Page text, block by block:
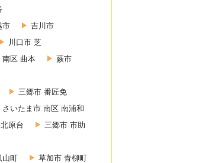
市
吉川市
川口市 芝
南区 曲本
蕨市
三郷市 番匠免
さいたま市 南区 南浦和
原台
三郷市 市助
山町
草加市 青柳町